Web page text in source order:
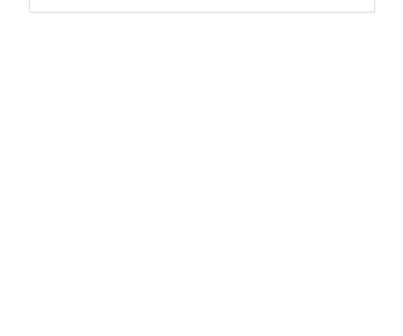
Abs. 1 Satz 1 Nr. 1 GewO Bundesrepublik Deutschland